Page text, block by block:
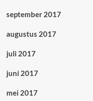
september 2017
augustus 2017
juli 2017
juni 2017
mei 2017